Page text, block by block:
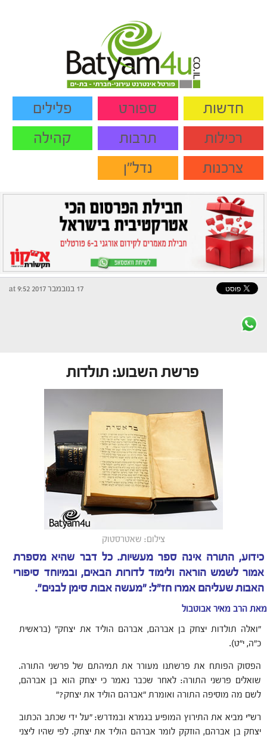
חדשות ספורט
פלילים
רכילות
תרבות
קהילה
צרכנות
נדל"ן
17 בנובמבר 2017 at 9:52
פרשת השבוע: תולדות
צילום: שאטרסטוק
כידוע, התורה אינה ספר מעשיות. כל דבר שהיא מספרת
אמור לשמש הוראה ולימוד לדורות הבאים, ובמיוחד סיפורי
האבות שעליהם אמרו חז"ל: "מעשה אבות סימן לבנים".
מאת הרב מאיר אבוטבול
"ואלה תולדות יצחק בן אברהם, אברהם הוליד את יצחק" (בראשית
כ"ה, י"ט).
הפסוק הפותח את פרשתנו מעורר את תמיהתם של פרשני התורה.
שואלים פרשני התורה: לאחר שכבר נאמר כי יצחק הוא בן אברהם,
לשם מה מוסיפה התורה ואומרת "אברהם הוליד את יצחק?"
רש"י מביא את התירוץ המופיע בגמרא ובמדרש: "על ידי שכתב הכתוב
יצחק בן אברהם, הוזקק לומר אברהם הוליד את יצחק. לפי שהיו ליצני